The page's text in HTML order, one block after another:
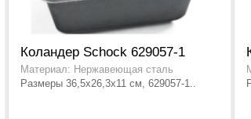
Коландер Schock 629057-1
Материал: Нержавеющая сталь
Размеры 36,5x26,3x11 см, 629057-1..